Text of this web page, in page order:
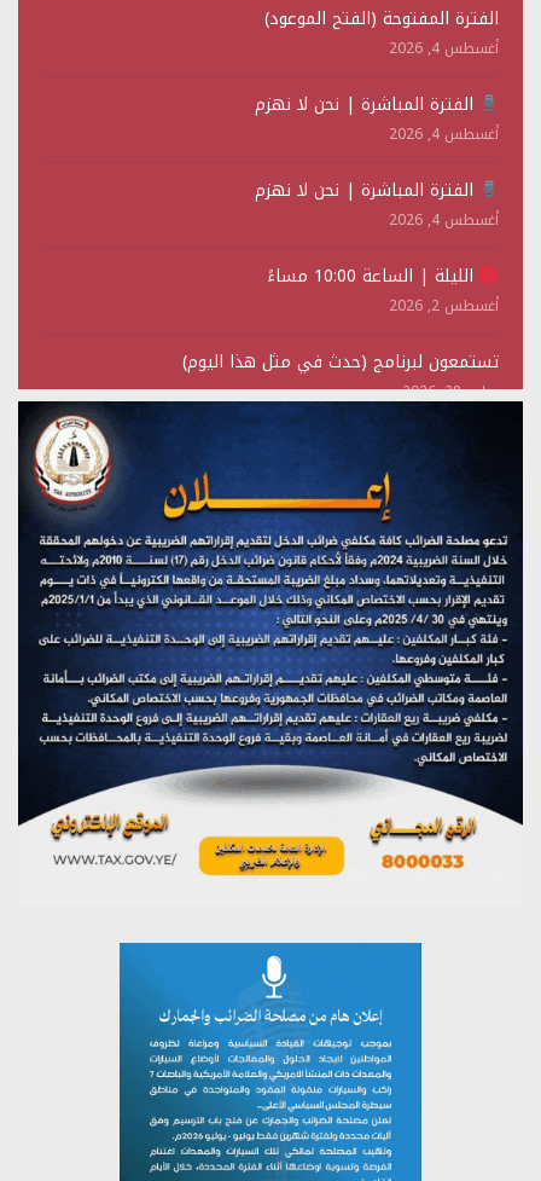
الفترة المفتوحة (الفتح الموعود)
أغسطس 4, 2026
الفترة المباشرة | نحن لا نهزم
أغسطس 4, 2026
الفترة المباشرة | نحن لا نهزم
أغسطس 4, 2026
الليلة | الساعة 10:00 مساءً
أغسطس 2, 2026
تستمعون لبرنامج (حدث في مثل هذا اليوم)
يوليو 28, 2026
(نحن لا نهزم) بث مباشر
تستمعون لبرنامج (هندسة الوهم)
يوليو 28, 2026
مؤتمر صحفي لمركز عين الإنسانية حول جرائم تحالف العدوان
على اليمن
يوليو 27, 2026
تستمعون لبرنامج (مع السيد القائد)
يوليو 26, 2026